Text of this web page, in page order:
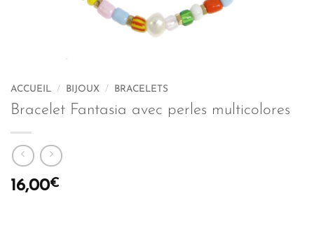
ACCUEIL / BIJOUX / BRACELETS
Bracelet Fantasia avec perles multicolores
16,00€